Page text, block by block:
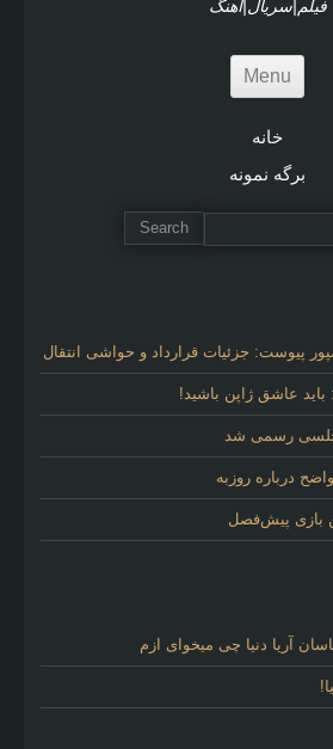
فیلم|سریال|آهنگ
Menu
خانه
برگه نمونه
پیوست: جزئیات قرارداد و حواشی انتقال
عاشق ژاپن باشید!
چلسی رسمی شد
درباره روزبه
بازی پیش‌فصل
آریا دنیا چی میخوای ازم